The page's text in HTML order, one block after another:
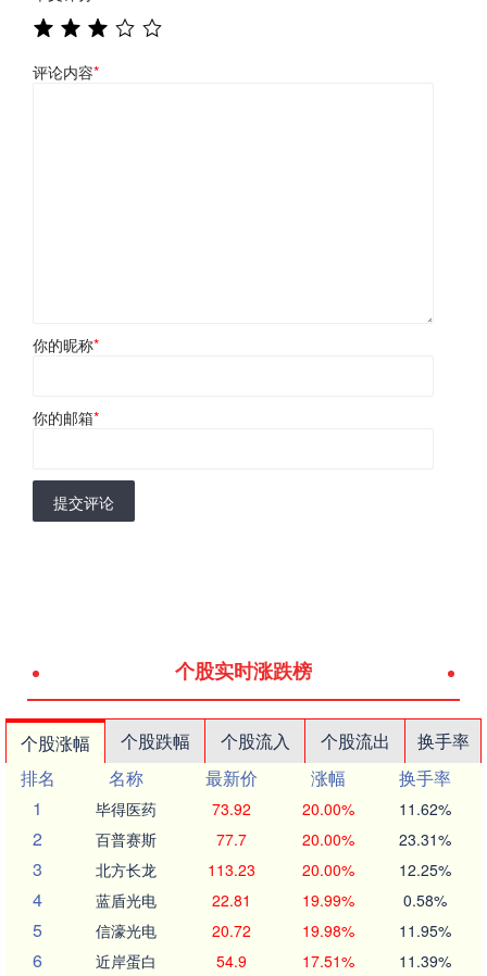
评论内容*
你的昵称*
你的邮箱*
提交评论
个股实时涨跌榜
个股涨幅 个股跌幅 个股流入 个股流出
换手率
排名
名称 最新价 涨幅
换手率
1
毕得医药 73.92 20.00% 11.62%
2 百普赛斯 77.7 20.00% 23.31%
3 北方长龙 113.23 20.00% 12.25%
4 蓝盾光电 22.81 19.99% 0.58%
5 信濠光电 20.72 19.98% 11.95%
6 近岸蛋白 54.9 17.51% 11.39%